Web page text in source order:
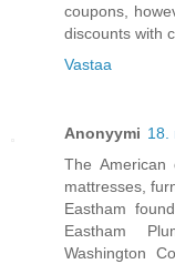
coupons,
discounts with
Vastaa
Anonyymi 18.
The American
mattresses,
Eastham
Eastham
Washington